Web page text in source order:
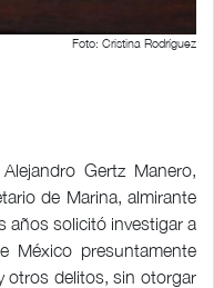
Foto: Cristina Rodríguez
Gertz Manero,
de Marina, almirante
años solicitó investigar a
México presuntamente
otros delitos, sin otorgar